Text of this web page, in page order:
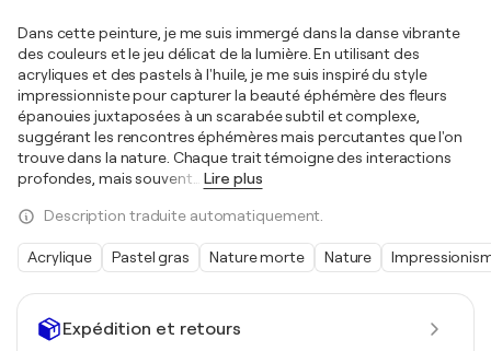
Expédition et retours
Dans cette peinture, je me suis immergé dans la danse vibrante
des couleurs et le jeu délicat de la lumière. En utilisant des
acryliques et des pastels à l'huile, je me suis inspiré du style
impressionniste pour capturer la beauté éphémère des fleurs
épanouies juxtaposées à un scarabée subtil et complexe,
suggérant les rencontres éphémères mais percutantes que l'on
trouve dans la nature. Chaque trait témoigne des interactions
profondes, mais souvent
Lire plus
Description traduite automatiquement.
Acrylique Pastel gras Nature morte Nature